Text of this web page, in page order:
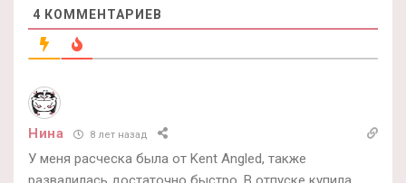
4 КОММЕНТАРИЕВ
Нина 8 лет назад
У меня расческа была от Kent Angled, также